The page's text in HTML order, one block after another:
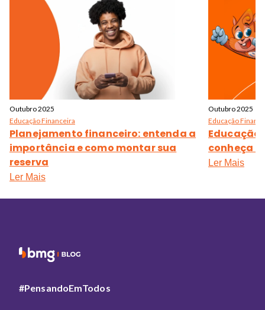
Outubro 2025
Educação Financeira
Planejamento financeiro: entenda a
importância e como montar sua
reserva
Ler Mais
Outubro 2025
Educação
Educação
conheça o
Ler Mais
#PensandoEmTodos